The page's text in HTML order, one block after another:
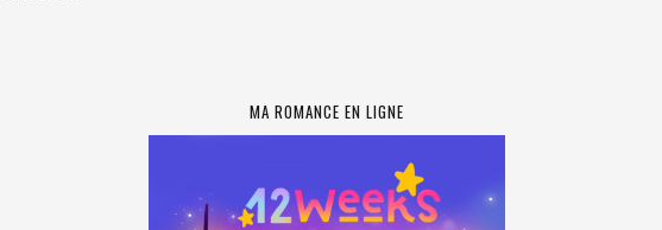
MA ROMANCE EN LIGNE